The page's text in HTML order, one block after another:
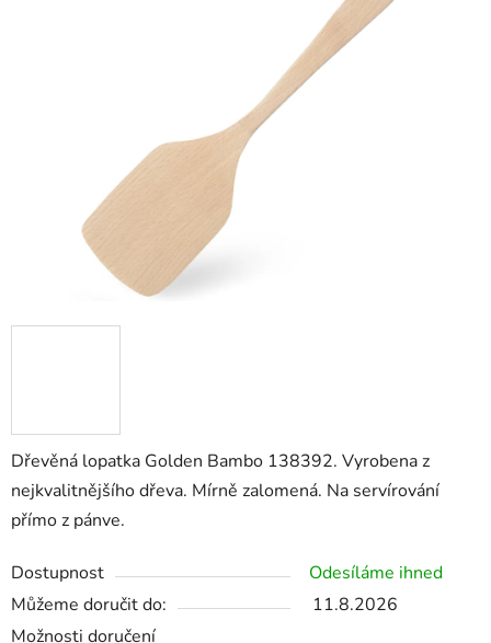
Dřevěná lopatka Golden Bambo 138392. Vyrobena z
nejkvalitnějšího dřeva. Mírně zalomená. Na servírování
přímo z pánve.
Dostupnost
Odesíláme ihned
Můžeme doručit do:
11.8.2026
Možnosti doručení